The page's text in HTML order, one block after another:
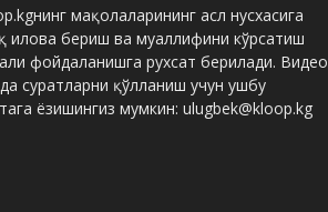
мақолаларининг асл нусхасига
илова бериш ва муаллифини кўрсатиш
фойдаланишга рухсат берилади. Видео
суратларни қўлланиш учун ушбу
ёзишингиз мумкин: ulugbek@kloop.kg